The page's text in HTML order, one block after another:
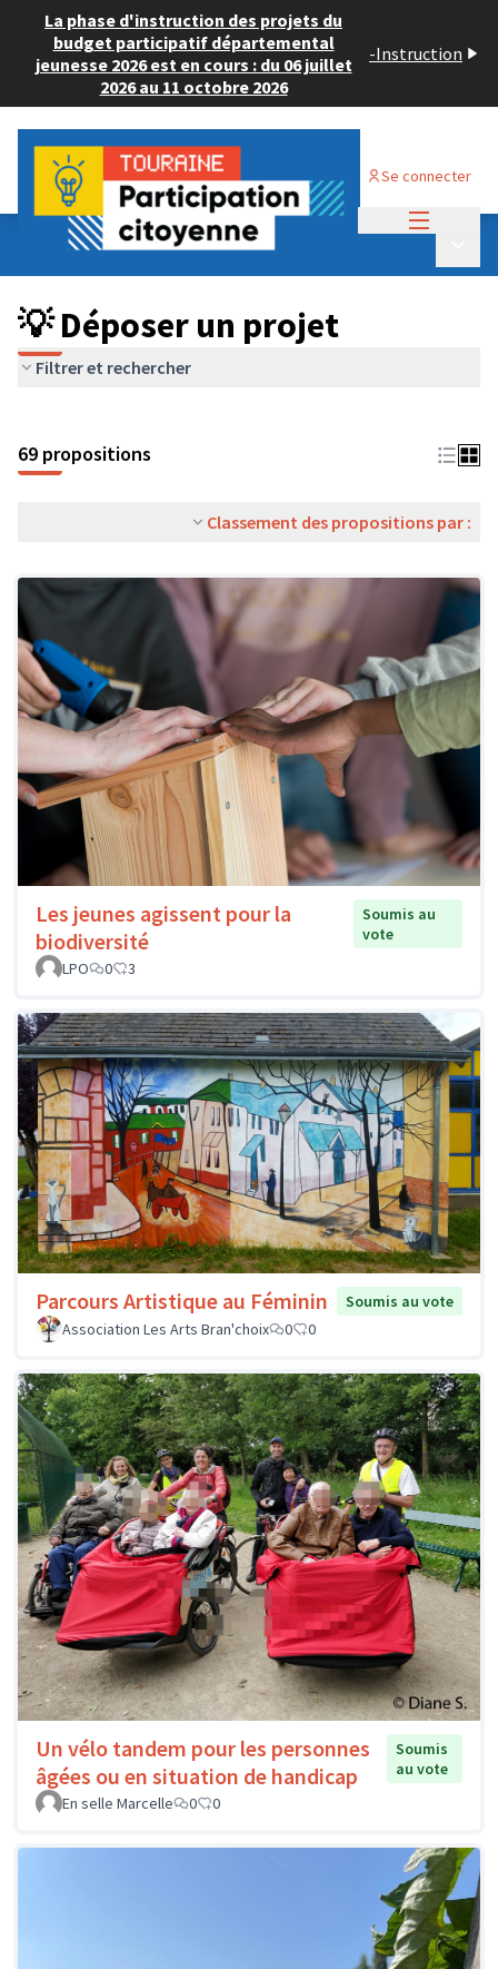
La phase d'instruction des projets du
budget participatif départemental
jeunesse 2026 est en cours : du 06 juillet
2026 au 11 octobre 2026
-Instruction
Se connecter
Budget Participatif ADULTE 2024
💡 Déposer un projet
💡 Déposer un projet
Filtrer et rechercher
69 propositions
Classement des propositions par :
Les jeunes agissent pour la
biodiversité
Soumis au
vote
LPO
0 3
Parcours Artistique au Féminin
Soumis au vote
Association Les Arts Bran'choix
0 0
Un vélo tandem pour les personnes
âgées ou en situation de handicap
Soumis
au vote
En selle Marcelle
0 0